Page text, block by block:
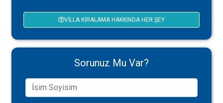
VILLA KIRALAMA HAKKINDA HER ŞEY
Sorunuz Mu Var?